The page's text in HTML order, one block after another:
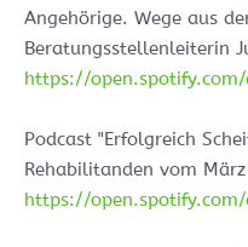
Angehörige. Wege aus
Beratungsstellenleiterin
https://open.spotify.com/
Podcast "Erfolgreich
Rehabilitanden vom
https://open.spotify.com/